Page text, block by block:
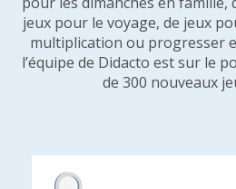
jeux pour le voyage, de jeux
multiplication ou progresser
l’équipe de Didacto est sur le
de 300 nouveaux